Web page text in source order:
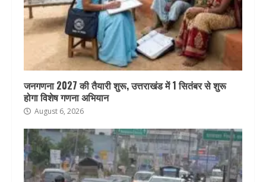
जनगणना 2027 की तैयारी शुरू, उत्तराखंड में 1 सितंबर से शुरू
होगा विशेष गणना अभियान
August 6, 2026